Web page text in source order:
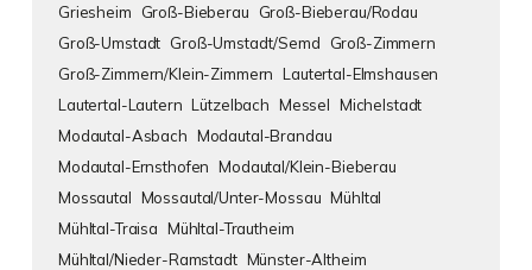
Griesheim Groß-Bieberau
Groß-Bieberau/Rodau
Groß-Umstadt Groß-Umstadt/Semd
Groß-Zimmern
Groß-Zimmern/Klein-Zimmern Lautertal-Elmshausen
Lautertal-Lautern Lützelbach Messel Michelstadt
Modautal-Asbach Modautal-Brandau
Modautal-Ernsthofen Modautal/Klein-Bieberau
Mossautal Mossautal/Unter-Mossau Mühltal
Mühltal-Traisa Mühltal-Trautheim
Mühltal/Nieder-Ramstadt Münster-Altheim